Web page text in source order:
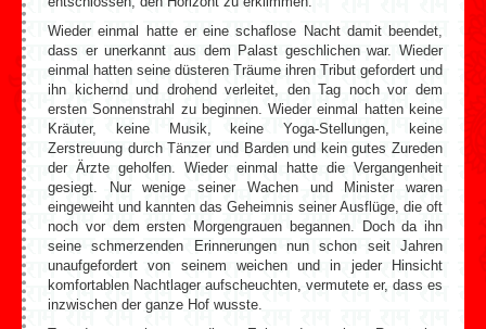
Wieder einmal hatte er eine schaflose Nacht damit beendet,
dass er unerkannt aus dem Palast geschlichen war. Wieder
einmal hatten seine düsteren Träume ihren Tribut gefordert und
ihn kichernd und drohend verleitet, den Tag noch vor dem
ersten Sonnenstrahl zu beginnen. Wieder einmal hatten keine
Kräuter, keine Musik, keine Yoga-Stellungen, keine
Zerstreuung durch Tänzer und Barden und kein gutes Zureden
der Ärzte geholfen. Wieder einmal hatte die Vergangenheit
gesiegt. Nur wenige seiner Wachen und Minister waren
eingeweiht und kannten das Geheimnis seiner Ausflüge, die oft
noch vor dem ersten Morgengrauen begannen. Doch da ihn
seine schmerzenden Erinnerungen nun schon seit Jahren
unaufgefordert von seinem weichen und in jeder Hinsicht
komfortablen Nachtlager aufscheuchten, vermutete er, dass es
inzwischen der ganze Hof wusste.